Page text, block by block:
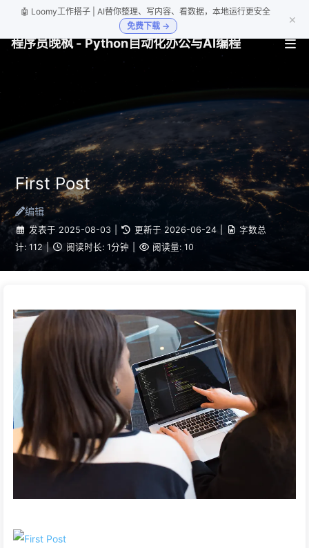
🤖 Loomy工作搭子 | AI替你整理、写内容、看数据，本地运行更安全
免费下载 →
×
程序员晚枫 - Python自动化办公与AI编程
First Post
编辑
发表于 2025-08-03 更新于 2026-06-24
字数总
计: 112 | 阅读时长: 1分钟 阅读量: 10